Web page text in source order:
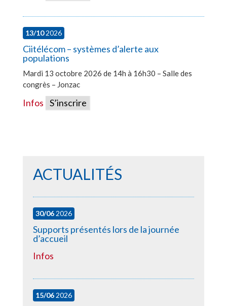
13/102026
Ciitélécom – systèmes d’alerte aux
populations
Mardi 13 octobre 2026 de 14h à 16h30 – Salle des
congrès – Jonzac
Infos S’inscrire
ACTUALITÉS
30/062026
Supports présentés lors de la journée
d’accueil
Infos
15/062026